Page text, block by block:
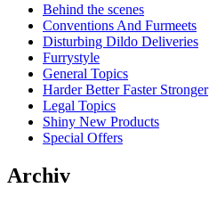
Behind the scenes
Conventions And Furmeets
Disturbing Dildo Deliveries
Furrystyle
General Topics
Harder Better Faster Stronger
Legal Topics
Shiny New Products
Special Offers
Archiv